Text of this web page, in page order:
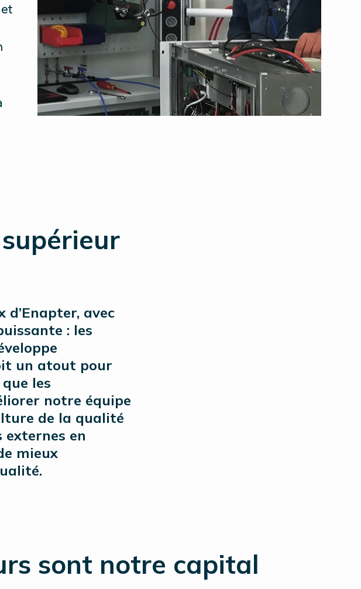
avec
: les
un atout pour
les
notre équipe
de la qualité
en
mieux
sont notre capital